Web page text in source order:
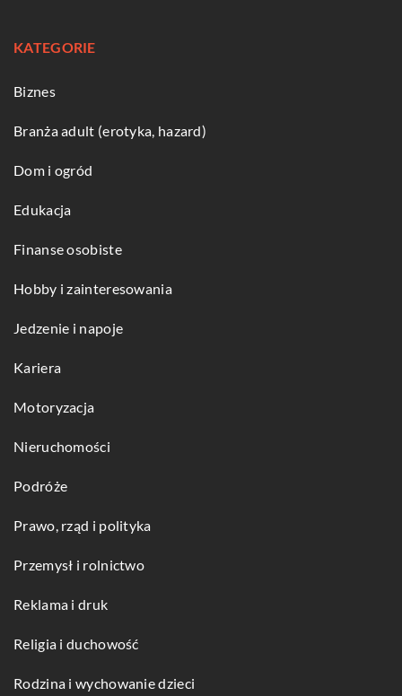
KATEGORIE
Biznes
Branża adult (erotyka, hazard)
Dom i ogród
Edukacja
Finanse osobiste
Hobby i zainteresowania
Jedzenie i napoje
Kariera
Motoryzacja
Nieruchomości
Podróże
Prawo, rząd i polityka
Przemysł i rolnictwo
Reklama i druk
Religia i duchowość
Rodzina i wychowanie dzieci